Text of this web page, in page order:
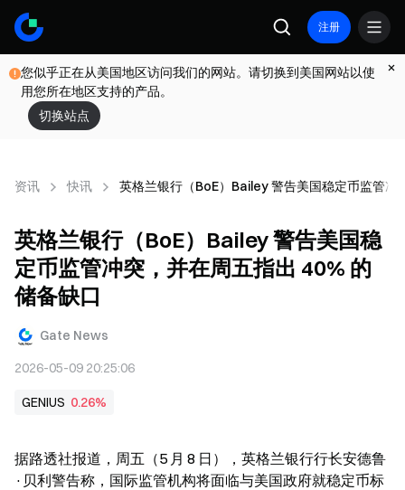
注册
您似乎正在从美国地区访问我们的网站。请切换到美国网站以使
用您所在地区支持的产品。
切换站点
资讯 快讯 英格兰银行（BoE）Bailey 警告美国稳定币监管冲
英格兰银行（BoE）Bailey 警告美国稳
定币监管冲突，并在周五指出 40% 的
储备缺口
Gate News
2026-05-09 20:25:06
GENIUS 0.26%
据路透社报道，周五（5 月 8 日），英格兰银行行长安德鲁
·贝利警告称，国际监管机构将面临与美国政府就稳定币标